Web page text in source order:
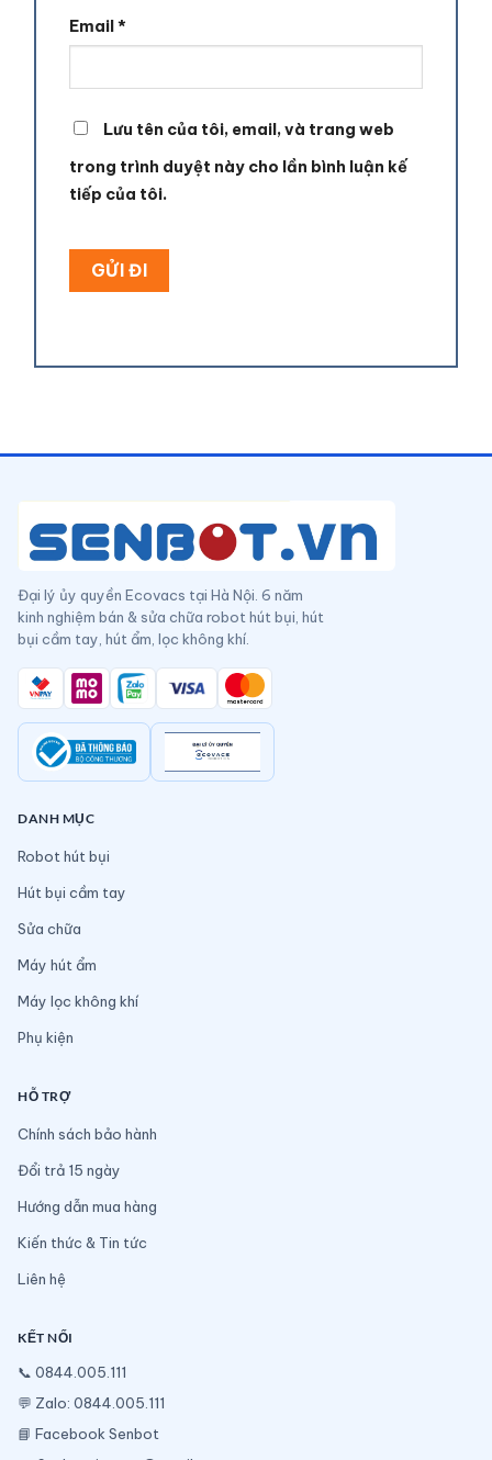
Email*
Lưu tên của tôi, email, và trang web
trong trình duyệt này cho lần bình luận kế
tiếp của tôi.
Đại lý ủy quyền Ecovacs tại Hà Nội. 6 năm
kinh nghiệm bán & sửa chữa robot hút bụi, hút
bụi cầm tay, hút ẩm, lọc không khí.
DANH MỤC
Robot hút bụi
Hút bụi cầm tay
Sửa chữa
Máy hút ẩm
Máy lọc không khí
Phụ kiện
HỖ TRỢ
Chính sách bảo hành
Đổi trả 15 ngày
Hướng dẫn mua hàng
Kiến thức & Tin tức
Liên hệ
KẾT NỐI
📞 0844.005.111
💬 Zalo: 0844.005.111
📘 Facebook Senbot